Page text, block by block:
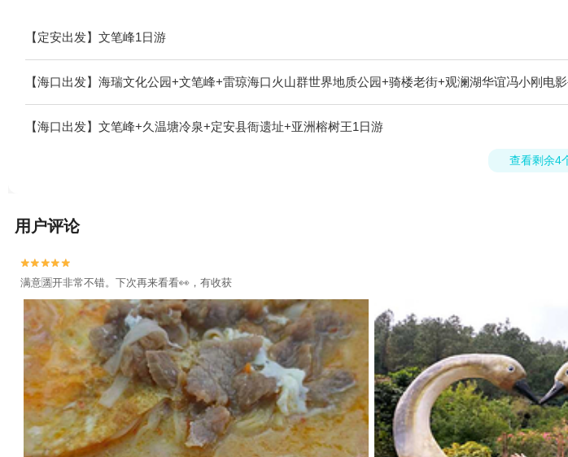
【定安出发】文笔峰1日游
【海口出发】海瑞文化公园+文笔峰+雷琼海口火山群世界地质公园+骑楼老街+观澜湖华谊冯小刚
【海口出发】文笔峰+久温塘冷泉+定安县衙遗址+亚洲榕树王1日游
查看剩余4
用户评论


满意🈵开非常不错。下次再来看看👀，有收获